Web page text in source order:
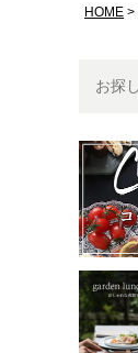
HOME